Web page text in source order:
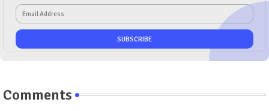
Comments